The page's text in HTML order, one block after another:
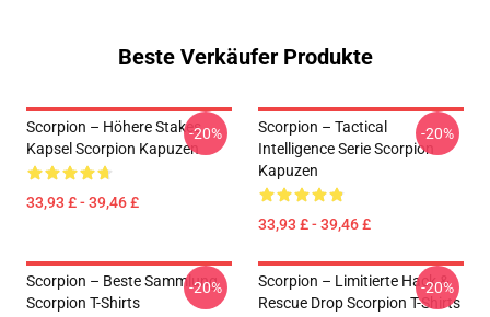
Beste Verkäufer Produkte
Scorpion – Höhere Stakes
Kapsel Scorpion Kapuzen
33,93 £ - 39,46 £
-20%
Scorpion – Tactical
Intelligence Serie Scorpion
Kapuzen
33,93 £ - 39,46 £
-20%
Scorpion – Beste Sammlung
Scorpion T-Shirts
-20%
Scorpion – Limitierte Hack &
Rescue Drop Scorpion T-Shirts
-20%